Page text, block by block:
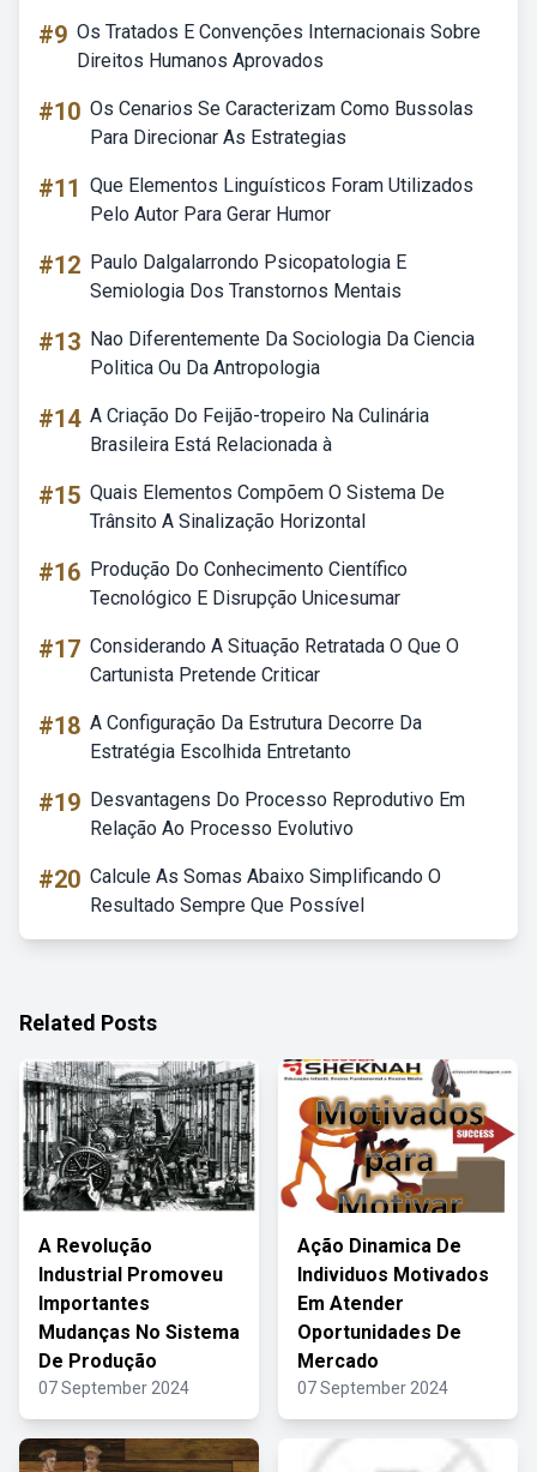
#9 Os Tratados E Convenções Internacionais Sobre
Direitos Humanos Aprovados
#10 Os Cenarios Se Caracterizam Como Bussolas
Para Direcionar As Estrategias
#11 Que Elementos Linguísticos Foram Utilizados
Pelo Autor Para Gerar Humor
#12 Paulo Dalgalarrondo Psicopatologia E
Semiologia Dos Transtornos Mentais
#13 Nao Diferentemente Da Sociologia Da Ciencia
Politica Ou Da Antropologia
#14 A Criação Do Feijão-tropeiro Na Culinária
Brasileira Está Relacionada à
#15 Quais Elementos Compõem O Sistema De
Trânsito A Sinalização Horizontal
#16 Produção Do Conhecimento Científico
Tecnológico E Disrupção Unicesumar
#17 Considerando A Situação Retratada O Que O
Cartunista Pretende Criticar
#18 A Configuração Da Estrutura Decorre Da
Estratégia Escolhida Entretanto
#19 Desvantagens Do Processo Reprodutivo Em
Relação Ao Processo Evolutivo
#20 Calcule As Somas Abaixo Simplificando O
Resultado Sempre Que Possível
Related Posts
A Revolução
Industrial Promoveu
Importantes
Mudanças No Sistema
De Produção
07 September 2024
Ação Dinamica De
Individuos Motivados
Em Atender
Oportunidades De
Mercado
07 September 2024